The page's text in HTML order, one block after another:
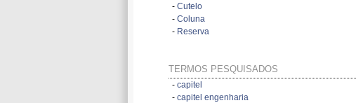
- Cutelo
- Coluna
- Reserva
TERMOS PESQUISADOS
- capitel
- capitel engenharia